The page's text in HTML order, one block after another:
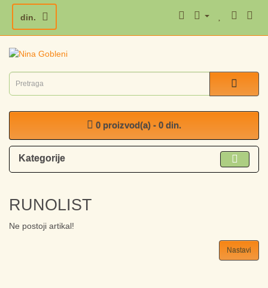
din.
0 proizvod(a) - 0 din.
Kategorije
RUNOLIST
Ne postoji artikal!
Nastavi